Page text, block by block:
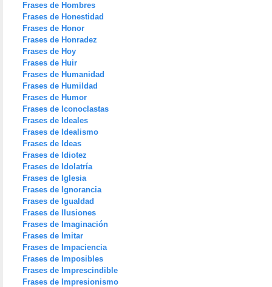
Frases de Hombres
Frases de Honestidad
Frases de Honor
Frases de Honradez
Frases de Hoy
Frases de Huir
Frases de Humanidad
Frases de Humildad
Frases de Humor
Frases de Iconoclastas
Frases de Ideales
Frases de Idealismo
Frases de Ideas
Frases de Idiotez
Frases de Idolatría
Frases de Iglesia
Frases de Ignorancia
Frases de Igualdad
Frases de Ilusiones
Frases de Imaginación
Frases de Imitar
Frases de Impaciencia
Frases de Imposibles
Frases de Imprescindible
Frases de Impresionismo